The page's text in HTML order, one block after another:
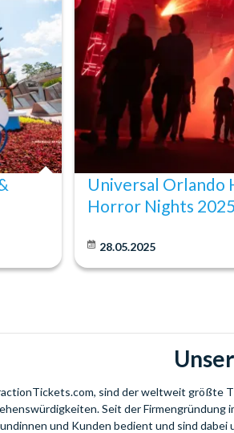
Universal Orlando
Horror Nights 2025
28.05.2025
sind der weltweit größte
Seit der
und Kunden bedient und sind